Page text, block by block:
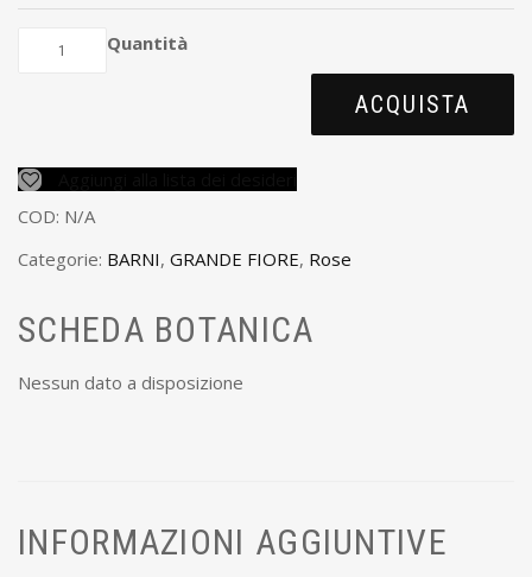
Quantità
ACQUISTA
COD: N/A
Categorie: BARNI, GRANDE FIORE, Rose
SCHEDA BOTANICA
Nessun dato a disposizione
INFORMAZIONI AGGIUNTIVE